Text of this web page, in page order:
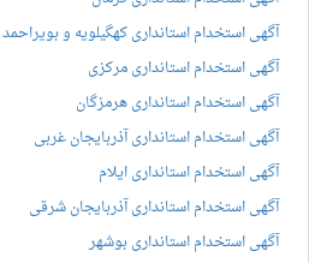
آگهی استخدام استانداری کهگیلویه و بویراحمد
آگهی استخدام استانداری مرکزی
آگهی استخدام استانداری هرمزگان
آگهی استخدام استانداری آذربایجان غربی
آگهی استخدام استانداری ایلام
آگهی استخدام استانداری آذربایجان شرقی
آگهی استخدام استانداری بوشهر